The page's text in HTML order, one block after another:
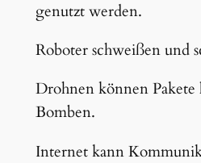
genutzt werden.
Roboter schweißen und
Drohnen können
Bomben.
Internet kann